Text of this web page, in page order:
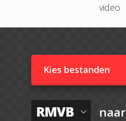
video
Kies bestanden
RMVB naar